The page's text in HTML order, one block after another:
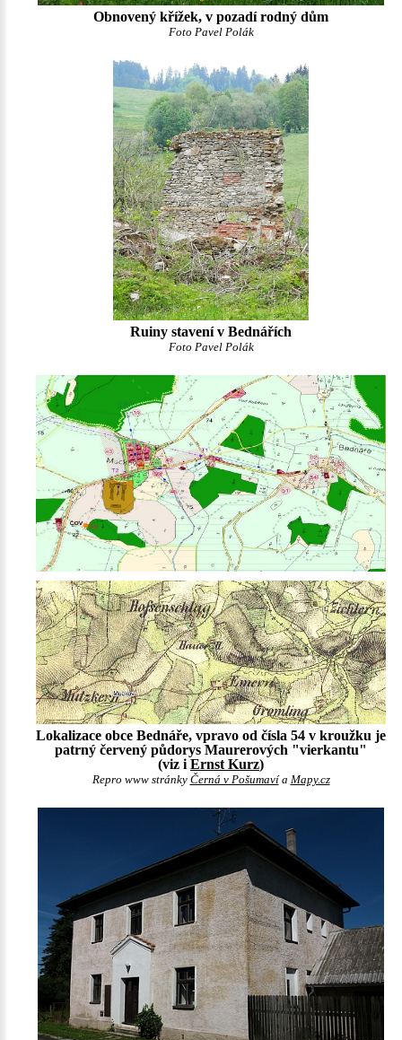
Obnovený křížek, v pozadí rodný dům
Foto Pavel Polák
Ruiny stavení v Bednářích
Foto Pavel Polák
Lokalizace obce Bednáře, vpravo od čísla 54 v kroužku je
patrný červený půdorys Maurerových "vierkantu"
(viz iErnst Kurz)
Repro www stránky Černá v Pošumavía Mapy.cz